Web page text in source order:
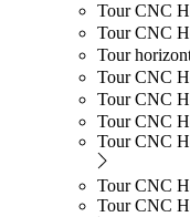
Tour CNC
Tour CNC
Tour
Tour CNC
Tour CNC
Tour CNC
Tour CNC
Tour CNC
Tour CNC